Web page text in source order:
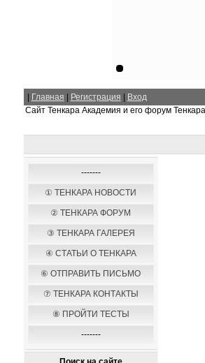
| Главная | Регистрация | Вход
Сайт Тенкара Академия и его форум
-------
① ТЕНКАРА НОВОСТИ
② ТЕНКАРА ФОРУМ
③ ТЕНКАРА ГАЛЕРЕЯ
④ СТАТЬИ О ТЕНКАРА
⑥ ОТПРАВИТЬ ПИСЬМО
⑦ ТЕНКАРА КОНТАКТЫ
⑧ ПРОЙТИ ТЕСТЫ
-------